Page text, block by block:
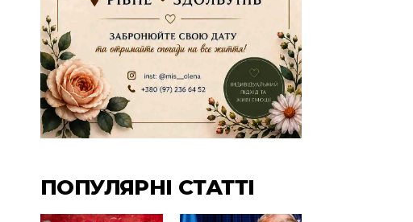
ПОПУЛЯРНІ СТАТТІ